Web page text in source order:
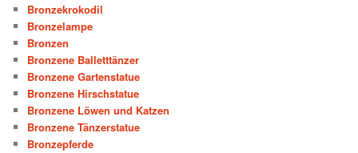
Bronzekrokodil
Bronzelampe
Bronzen
Bronzene Balletttänzer
Bronzene Gartenstatue
Bronzene Hirschstatue
Bronzene Löwen und Katzen
Bronzene Tänzerstatue
Bronzepferde